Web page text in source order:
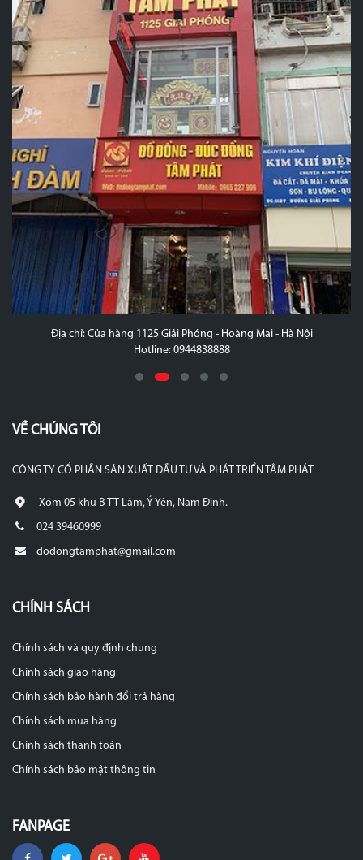
Địa chỉ: Cửa hàng 1125 Giải Phóng - Hoàng Mai - Hà Nội
Hotline: 0944838888
VỀ CHÚNG TÔI
CÔNG TY CỔ PHẦN SẢN XUẤT ĐẦU TƯ VÀ PHÁT TRIỂN TÂM PHÁT
Xóm 05 khu B TT Lâm, Ý Yên, Nam Định.
024 39460999
dodongtamphat@gmail.com
CHÍNH SÁCH
Chính sách và quy định chung
Chính sách giao hàng
Chính sách bảo hành đổi trả hàng
Chính sách mua hàng
Chính sách thanh toán
Chính sách bảo mật thông tin
FANPAGE